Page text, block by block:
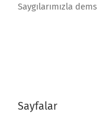
Saygılarımızla
Sayfalar